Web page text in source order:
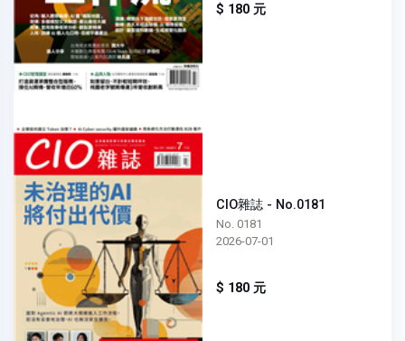
$ 180 元
CIO雜誌 - No.0181
No. 0181
2026-07-01
$ 180 元